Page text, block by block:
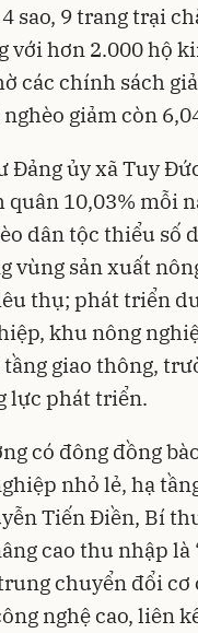
sao, 9 trang trại
hơn 2.000 hộ
các chính sách
giảm còn
Đảng ủy xã Tuy
10,03% mỗi
dân tộc thiểu số
vùng sản xuất
thụ; phát triển
khu nông
giao thông,
lực phát triển.
có đông đồng
nhỏ lẻ, hạ
Tiến Điền, Bí
cao thu nhập là
chuyển đổi cơ
nghệ cao, liên